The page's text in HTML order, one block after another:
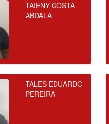
TAIENY COSTA
ABDALA
TALES EDUARDO
PEREIRA